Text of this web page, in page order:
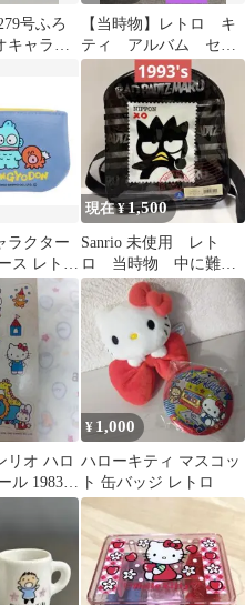
号ふろ
ャラク
【当時物】レトロ キ
ティ アルバム セッ
ト フォトアルバム
グッズ サンリオ
ラクター
ス レトロ
現在 ¥1,500
Sanrio 未使用 レト
ロ 当時物 中に難あ
り 小傷あり 1993年
製
オ ハロ
ル 1983年
¥ 1,000
ハローキティ マスコッ
ト 缶バッジ レトロ